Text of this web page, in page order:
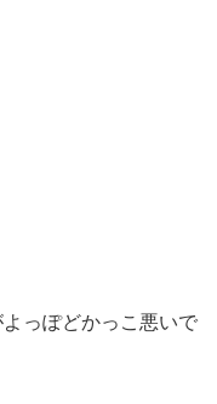
っぽどかっこ悪いで